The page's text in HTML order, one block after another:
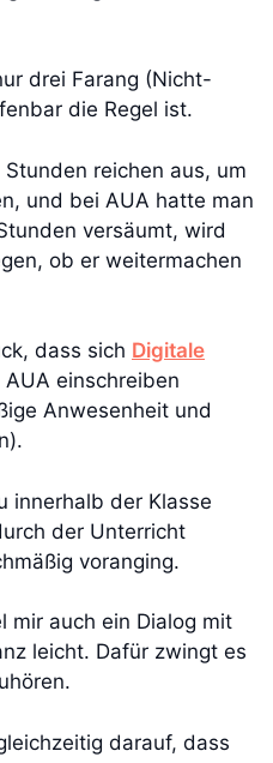
drei Farang (Nicht-
die Regel ist.
reichen aus, um
und bei AUA hatte man
versäumt, wird
ob er weitermachen
dass sich Digitale
einschreiben
Anwesenheit und
innerhalb der Klasse
der Unterricht
voranging.
mir auch ein Dialog mit
leicht. Dafür zwingt es
darauf, dass